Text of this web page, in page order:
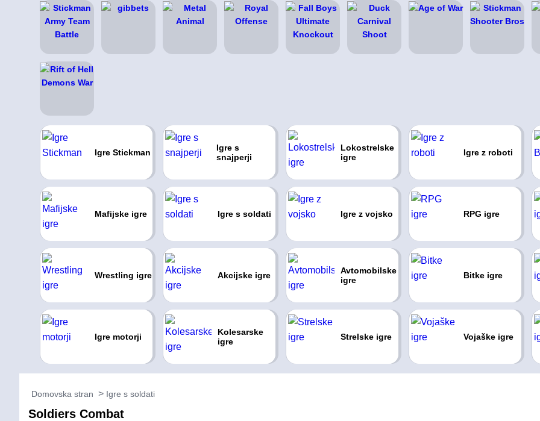
Igre Stickman
Igre s
snajperji
Lokostrelske
igre
Igre z roboti
Mafijske igre Igre s soldati Igre z vojsko RPG igre
Wrestling igre Akcijske igre
Avtomobilske
igre
Bitke igre
Igre motorji
Kolesarske
igre
Strelske igre Vojaške igre
Domovska stran Igre s soldati
Soldiers Combat